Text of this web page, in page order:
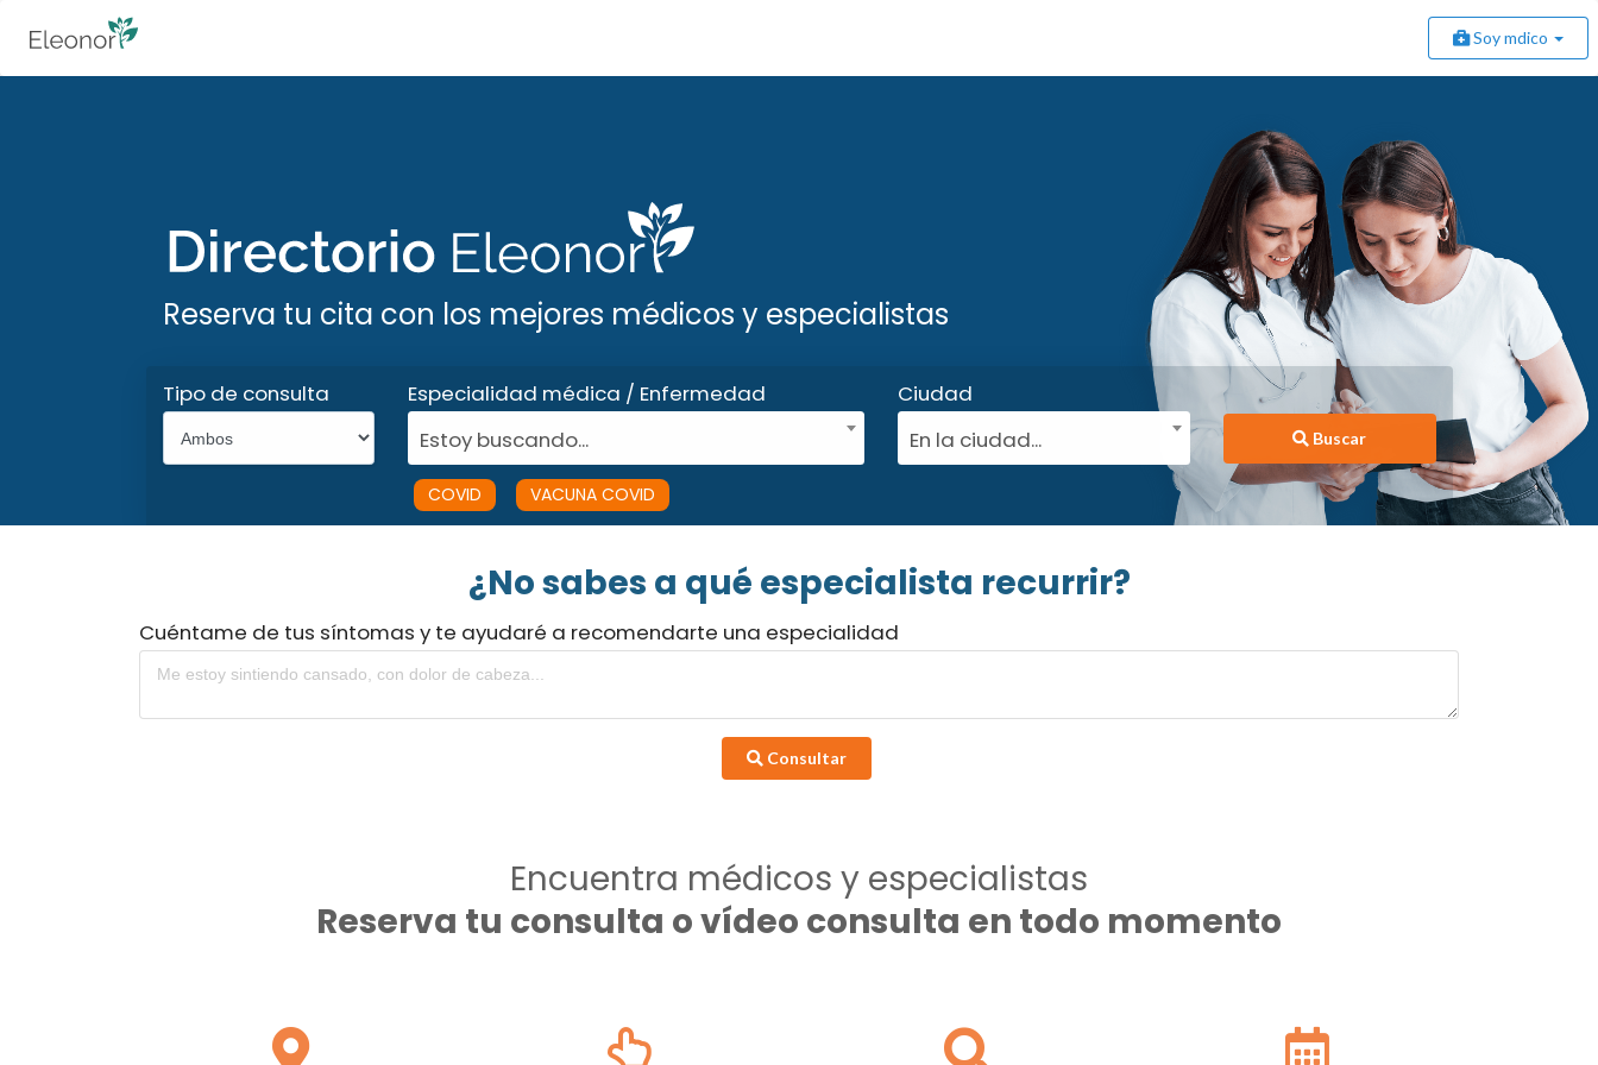
Soy mdico
Reserva tu cita con los mejores médicos y especialistas
Tipo de consulta
Especialidad médica / Enfermedad
Estoy buscando...
COVID VACUNA COVID
Ciudad
En la ciudad...
Buscar
¿No sabes a qué especialista recurrir?
Cuéntame de tus síntomas y te ayudaré a recomendarte una especialidad
Consultar
Encuentra médicos y especialistas
Reserva tu consulta o vídeo consulta en todo momento